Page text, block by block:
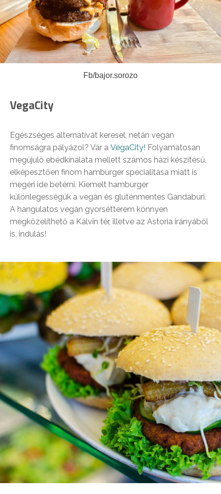
Fb/bajor.sorozo
VegaCity
Egészséges alternatívát keresel, netán vegán
finomságra pályázol? Vár a VegaCity! Folyamatosan
megújuló ebédkínálata mellett számos házi készítésű,
elképesztően finom hamburger specialitása miatt is
megéri ide betérni. Kiemelt hamburger
különlegességük a vegán és gluténmentes Gandaburi.
A hangulatos vegán gyorsétterem könnyen
megközelíthető a Kálvin tér, illetve az Astoria irányából
is, indulás!